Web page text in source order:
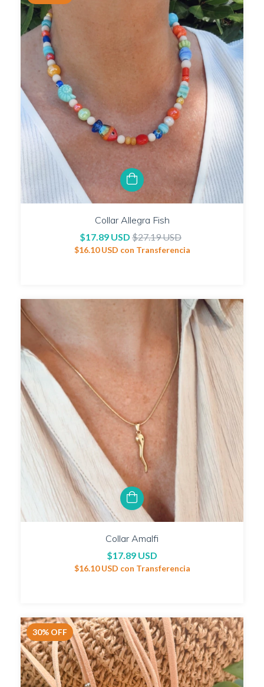
Collar Allegra Fish
$17.89 USD $27.19 USD
$16.10 USD con Transferencia
Collar Amalfi
$17.89 USD
$16.10 USD con Transferencia
30% OFF